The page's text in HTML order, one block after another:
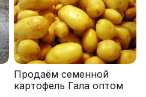
Продаём семенной
картофель Гала оптом